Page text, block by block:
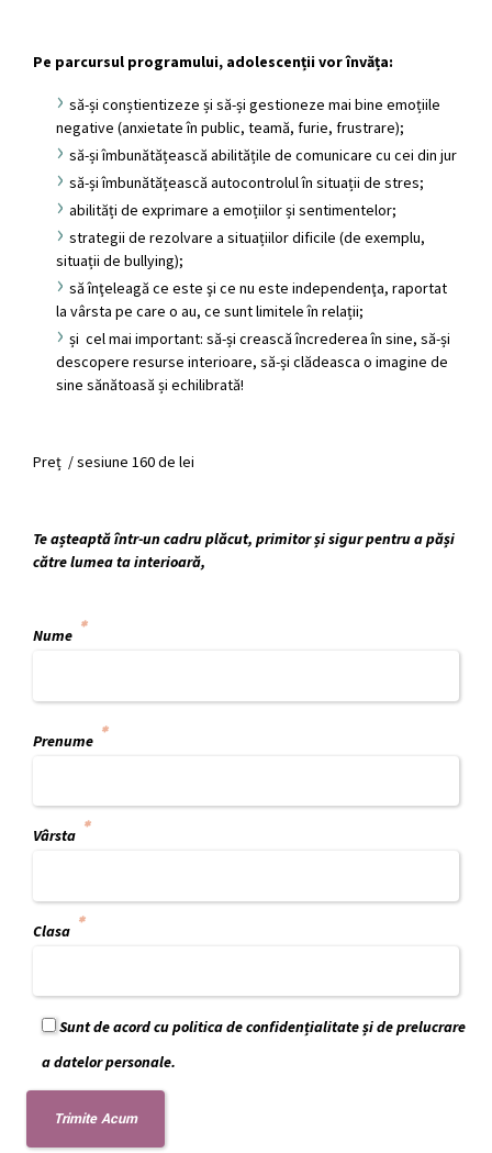
Pe parcursul programului, adolescenții vor învăța:
să-și conștientizeze și să-și gestioneze mai bine emoțiile
negative (anxietate în public, teamă, furie, frustrare);
să-și îmbunătățească abilitățile de comunicare cu cei din jur
să-și îmbunătățească autocontrolul în situații de stres;
abilități de exprimare a emoțiilor și sentimentelor;
strategii de rezolvare a situațiilor dificile (de exemplu,
situații de bullying);
să înţeleagă ce este şi ce nu este independenţa, raportat
la vârsta pe care o au, ce sunt limitele în relații;
și cel mai important: să-și crească încrederea în sine, să-și
descopere resurse interioare, să-și clădeasca o imagine de
sine sănătoasă și echilibrată!
Preț / sesiune 160 de lei
Te așteaptă într-un cadru plăcut, primitor și sigur pentru a păși
către lumea ta interioară,
Nume
Prenume
Vârsta
Clasa
Sunt de acord cu politica de confidențialitate și de prelucrare
a datelor personale.